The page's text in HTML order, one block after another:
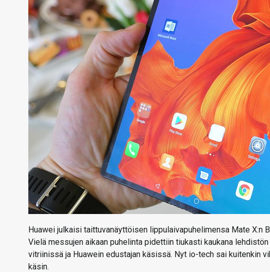
Huawei julkaisi taittuvanäyttöisen lippulaivapuhelimensa Mate X:n
Vielä messujen aikaan puhelinta pidettiin tiukasti kaukana
vitriinissä ja Huawein edustajan käsissä. Nyt io-tech sai kuitenkin
käsin.